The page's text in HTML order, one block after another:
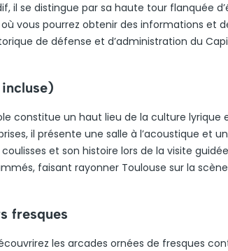
il se distingue par sa haute tour flanquée
vous pourrez obtenir des informations et
de défense et d’administration du
constitue un haut lieu de la culture lyrique
il présente une salle à l’acoustique et
et son histoire lors de la visite
faisant rayonner Toulouse sur la
fresques
les arcades ornées de fresques